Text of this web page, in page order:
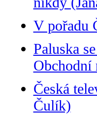
V pořadu
Paluska
Česká
Čulík)